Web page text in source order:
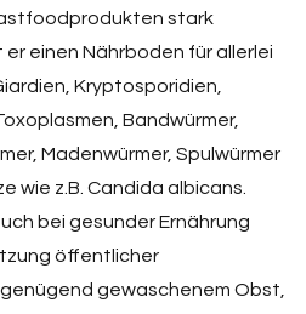
stark
einen Nährboden für allerlei
Kryptosporidien,
Bandwürmer,
Madenwürmer, Spulwürmer
wie z.B. Candida albicans.
bei gesunder Ernährung
öffentlicher
gewaschenem Obst,